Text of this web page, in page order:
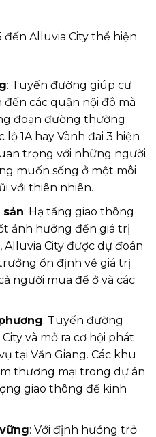
đến Alluvia City thể hiện
: Tuyến đường giúp cư
các quận nội đô mà
đoạn đường thường
1A hay Vành đai 3 hiện
trọng với những người
muốn sống ở một môi
với thiên nhiên.
: Hạ tầng giao thông
ảnh hưởng đến giá trị
Alluvia City được dự đoán
ổn định về giá trị
người mua để ở và các
: Tuyến đường
và mở ra cơ hội phát
tại Văn Giang. Các khu
thương mại trong dự án
giao thông để kinh
: Với định hướng trở